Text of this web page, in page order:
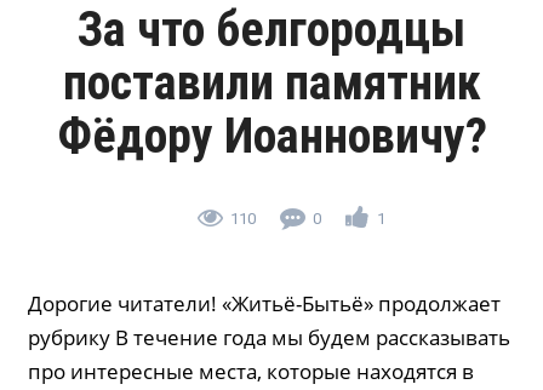
За что белгородцы
поставили памятник
Фёдору Иоанновичу?
110 0 1
Дорогие читатели! «Житьё-Бытьё» продолжает
рубрику В течение года мы будем рассказывать
про интересные места, которые находятся в